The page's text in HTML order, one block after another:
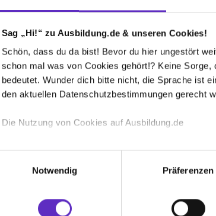
Sag „Hi!“ zu Ausbildung.de & unseren Cookies!
Schön, dass du da bist! Bevor du hier ungestört
schon mal was von Cookies gehört!? Keine
bedeutet. Wunder dich bitte nicht, die Sprache ist
den aktuellen Datenschutzbestimmungen gerecht
Die Nutzung von Cookies auf Ausbildung.de
Wir verwenden Cookies zur technischen Funktion
Webseite getroffenen Einstellungen zu speichern (
(„Statistiken“), um Informationen zu deiner
Partner führen diese Informationen
Notwendig
Präferenzen
Berufe Firmen-Lebenslauf
zugeschickt bekommen?
Aircraft GmbH
mit langjähriger Geschichte und Firmensitz